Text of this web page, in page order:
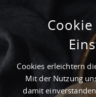
Start
Neueste Beiträge
Cookies erleichtern
Mit der Nutzung
damit